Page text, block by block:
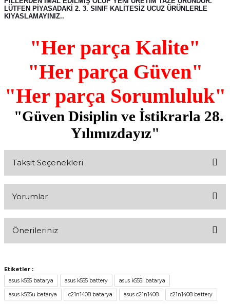
LÜTFEN PİYASADAKİ 2. 3. SINIF KALİTESİZ UCUZ ÜRÜNLERLE
KIYASLAMAYINIZ..
"Her parça Kalite"
"Her parça Güven"
"Her parça Sorumluluk"
"Güven Disiplin ve İstikrarla 28.
Yılımızdayız"
Taksit Seçenekleri
Yorumlar
Önerileriniz
tarafımıza iletebilirsiniz.
Görüş ve önerileriniz için teşekkür ederiz.
Etiketler :
asus k555 batarya
asus k555 battery asus k555l batarya
asus k555u batarya c21n1408 batarya asus c21n1408 c21n1408 battery